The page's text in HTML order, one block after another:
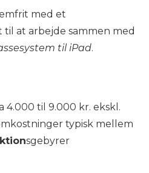
med et
til at arbejde sammen med
til iPad.
til 9.000 kr. ekskl.
typisk mellem
sgebyrer